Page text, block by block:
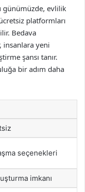
günümüzde, evlilik
platformları
Bedava
insanlara yeni
şansı tanır.
bir adım daha
seçenekleri
imkanı